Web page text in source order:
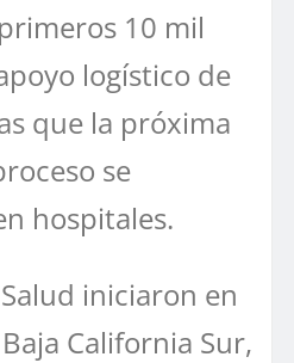
10 mil
logístico de
que la próxima
se
hospitales.
iniciaron en
California Sur,